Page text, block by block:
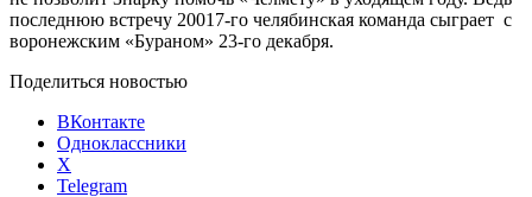
последнюю встречу 20017-го челябинская команда сыграет с
воронежским «Бураном» 23-го декабря.
Поделиться новостью
ВКонтакте
Одноклассники
X
Telegram